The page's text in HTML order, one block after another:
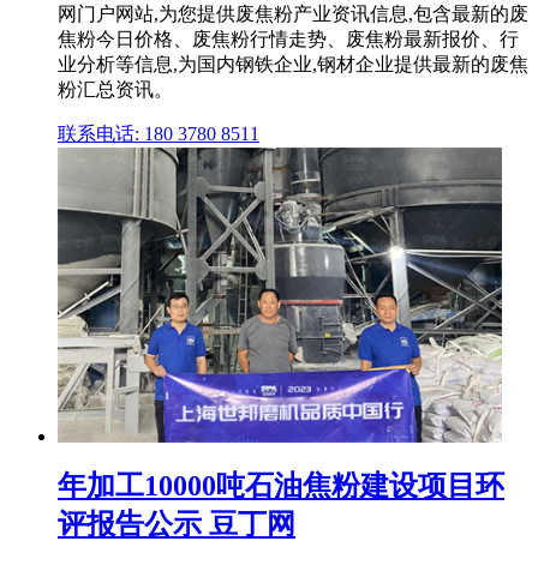
网门户网站,为您提供废焦粉产业资讯信息,包含最新的废
焦粉今日价格、废焦粉行情走势、废焦粉最新报价、行
业分析等信息,为国内钢铁企业,钢材企业提供最新的废焦
粉汇总资讯。
联系电话: 180 3780 8511
年加工10000吨石油焦粉建设项目环
评报告公示 豆丁网